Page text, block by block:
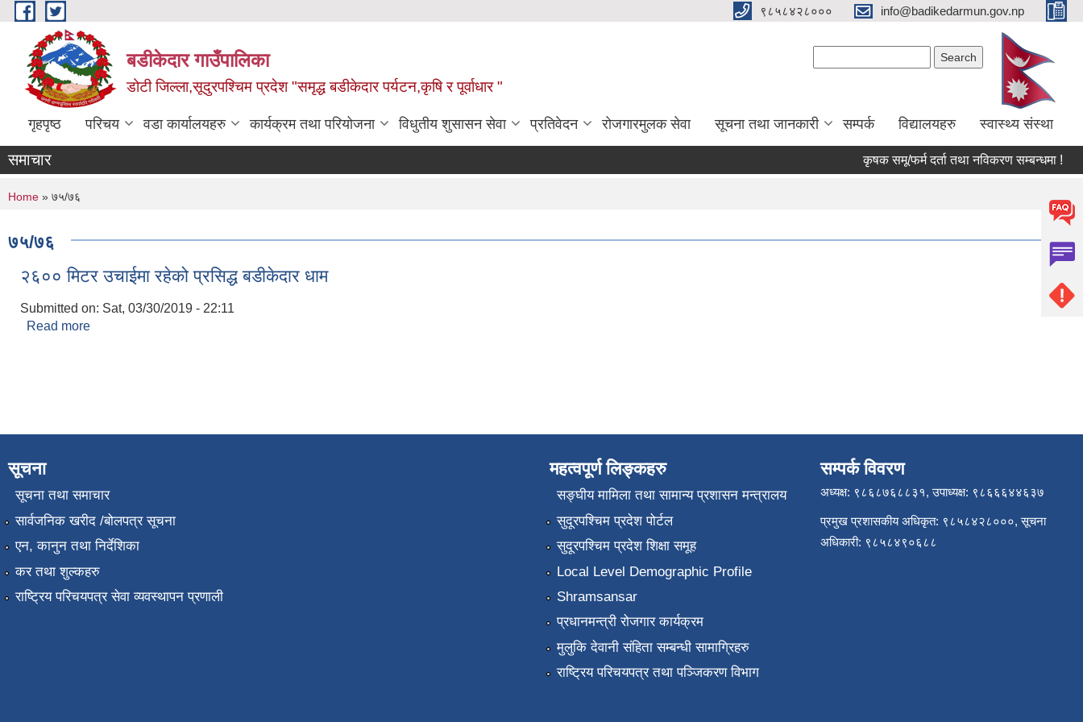
Skip to main content ९८५८४२८००० info@badikedarmun.gov.np
बडीकेदार गाउँपालिका
डोटी जिल्ला,सूदुरपश्चिम प्रदेश "समृद्ध बडीकेदार पर्यटन,कृषि र पूर्वाधार "
गृहपृष्ठ परिचय वडा कार्यालयहरु कार्यक्रम तथा परियोजना विधुतीय शुसासन सेवा प्रतिवेदन रोजगारमुलक सेवा सूचना तथा जानकारी सम्पर्क विद्यालयहरु स्वास्थ्य संस्था
समाचार कृषक समू/फर्म दर्ता तथा नविकरण सम्बन्धमा !
You are here
Home » ७५/७६
७५/७६
२६०० मिटर उचाईमा रहेको प्रसिद्ध बडीकेदार धाम
Submitted on: Sat, 03/30/2019 - 22:11
Read more
सूचना
सूचना तथा समाचार
सार्वजनिक खरीद /बोलपत्र सूचना
एन, कानुन तथा निर्देशिका
कर तथा शुल्कहरु
राष्ट्रिय परिचयपत्र सेवा व्यवस्थापन प्रणाली
महत्वपूर्ण लिङ्कहरु
सङ्‍घीय मामिला तथा सामान्य प्रशासन मन्त्रालय
सुदूरपश्चिम प्रदेश पोर्टल
सुदूरपश्चिम प्रदेश शिक्षा समूह
Local Level Demographic Profile
Shramsansar
प्रधानमन्त्री रोजगार कार्यक्रम
मुलुकि देवानी संहिता सम्बन्धी सामाग्रिहरु
राष्ट्रिय परिचयपत्र तथा पञ्जिकरण विभाग
सम्पर्क विवरण
अध्यक्ष: ९८६८७६८८३१, उपाध्यक्ष: ९८६६६४४६३७
प्रमुख प्रशासकीय अधिकृत: ९८५८४२८०००, सूचना
अधिकारी: ९८५८४९०६८८